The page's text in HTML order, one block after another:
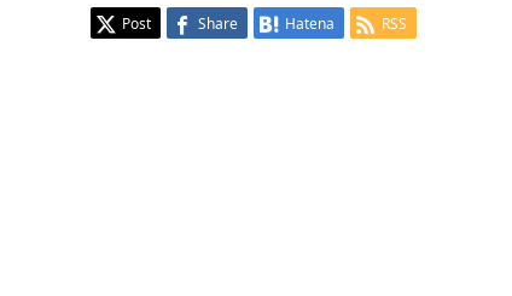
Post Share Hatena RSS